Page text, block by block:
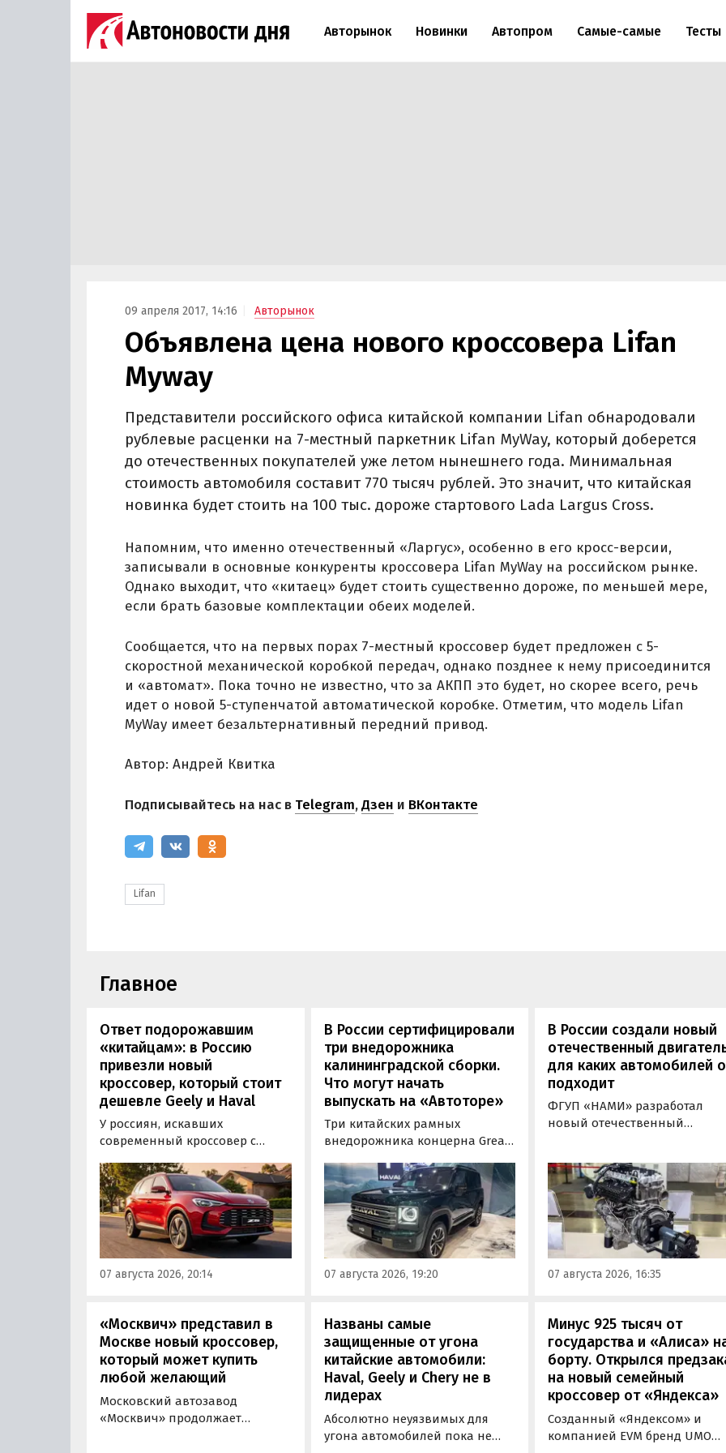
Авторынок Новинки Автопром Самые-самые Тесты
09 апреля 2017, 14:16 Авторынок
Объявлена цена нового кроссовера Lifan
Myway‍
Представители российского офиса китайской компании Lifan обнародовали
рублевые расценки на 7-местный паркетник Lifan MyWay, который доберется
до отечественных покупателей уже летом нынешнего года. Минимальная
стоимость автомобиля составит 770 тысяч рублей. Это значит, что китайская
новинка будет стоить на 100 тыс. дороже стартового Lada Largus Cross.
Напомним, что именно отечественный «Ларгус», особенно в его кросс-версии,
записывали в основные конкуренты кроссовера Lifan MyWay на российском рынке.
Однако выходит, что «китаец» будет стоить существенно дороже, по меньшей мере,
если брать базовые комплектации обеих моделей.
Сообщается, что на первых порах 7-местный кроссовер будет предложен с 5-
скоростной механической коробкой передач, однако позднее к нему присоединится
и «автомат». Пока точно не известно, что за АКПП это будет, но скорее всего, речь
идет о новой 5-ступенчатой автоматической коробке. Отметим, что модель Lifan
MyWay имеет безальтернативный передний привод.
Автор: Андрей Квитка
Подписывайтесь на нас в Telegram,Дзен и ВКонтакте
Lifan
Главное
Ответ подорожавшим
«китайцам»: в Россию
привезли новый
кроссовер, который стоит
дешевле Geely и Haval
У россиян, искавших
современный кроссовер с
доступной цене, теперь есть
еще один вариант с китайского
рынка — MG ZS. В Китае он
стоит от 900 000 рублей по
текущему курсу, а в РФ с учетом
всех расходов за него нужно
отдать минимум 1 500 000
07 августа 2026, 20:14
В России сертифицировали
три внедорожника
калининградской сборки.
Что могут начать
выпускать на «Автоторе»
Три китайских рамных
внедорожника концерна Great
калининградском заводе
«Автотор». Речь о Haval H9,
Tank 400 и Tank 500, которые
успешно прошли
сертификацию и получили
Одобрения типа
транспортного средства (ОТТС).
07 августа 2026, 19:20
В России создали новый
отечественный
для каких автомобилей
подходит
ФГУП «НАМИ» разработал
новый отечественный
получивший индекс 414320.
Корреспонденту
«Автоновостей дня» удалось
лично ознакомиться с
новинкой на выставке
«Иннопром» в
07 августа 2026, 16:35
«Москвич» представил в
Москве новый кроссовер,
который может купить
любой желающий
Московский автозавод
«Москвич» продолжает
Названы самые
защищенные от угона
китайские автомобили:
Haval, Geely и Chery не в
лидерах
Абсолютно неуязвимых для
угона автомобилей пока не
Минус 925 тысяч от
государства и «Алиса»
борту. Открылся
на новый семейный
кроссовер от «Яндекса»
Созданный «Яндексом» и
компанией EVM бренд UMO